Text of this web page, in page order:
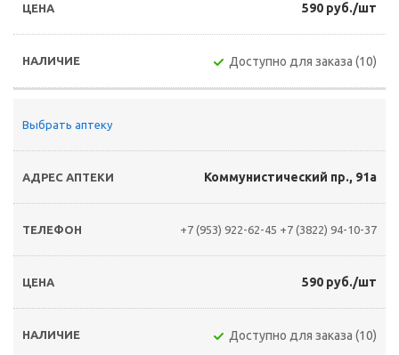
590 руб./шт
Доступно для заказа (10)
Выбрать аптеку
Коммунистический пр., 91а
+7 (953) 922-62-45 +7 (3822) 94-10-37
590 руб./шт
Доступно для заказа (10)